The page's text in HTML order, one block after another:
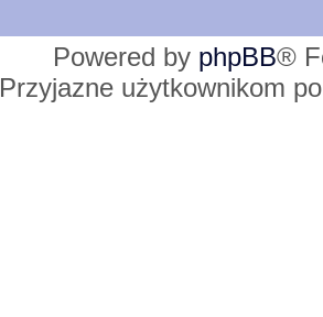
Powered by phpBB®
Przyjazne użytkownikom